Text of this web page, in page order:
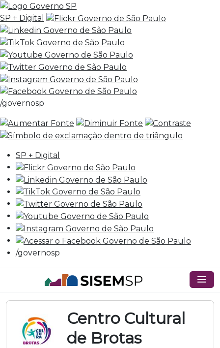
SP + Digital
/governosp
SP + Digital
/governosp
menu
Centro Cultural
de Brotas